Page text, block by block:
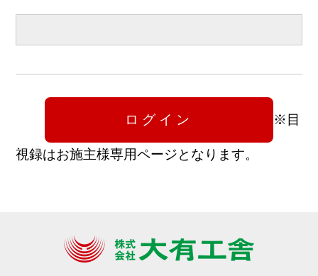
※目
視録はお施主様専用ページとなります。